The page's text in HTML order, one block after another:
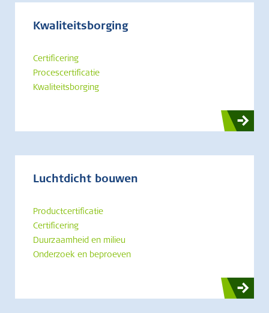
Kwaliteitsborging
Certificering
Procescertificatie
Kwaliteitsborging
Luchtdicht bouwen
Productcertificatie
Certificering
Duurzaamheid en milieu
Onderzoek en beproeven